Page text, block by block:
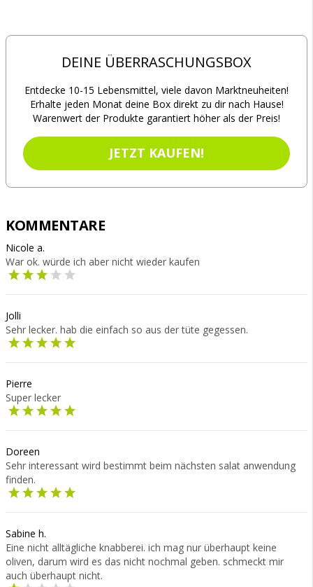
DEINE ÜBERRASCHUNGSBOX
Entdecke 10-15 Lebensmittel, viele davon Marktneuheiten!
Erhalte jeden Monat deine Box direkt zu dir nach Hause!
Warenwert der Produkte garantiert höher als der Preis!
JETZT KAUFEN!
KOMMENTARE
Nicole a.
War ok. würde ich aber nicht wieder kaufen
Jolli
Sehr lecker. hab die einfach so aus der tüte gegessen.
Pierre
Super lecker
Doreen
Sehr interessant wird bestimmt beim nächsten salat anwendung
finden.
Sabine h.
Eine nicht alltägliche knabberei. ich mag nur überhaupt keine
oliven, darum wird es das nicht nochmal geben. schmeckt mir
auch überhaupt nicht.